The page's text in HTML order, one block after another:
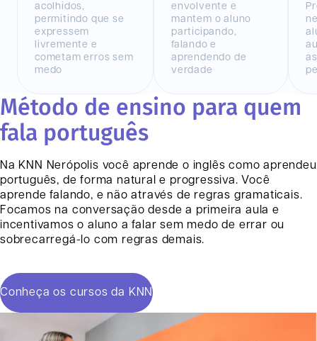
acolhidos,
permitindo que se
expressem
livremente e
cometam erros sem
medo
envolvente e
mantem o aluno
participando,
falando e
aprendendo de
verdade
Método de ensino para quem
fala português
Na KNN Nerópolis você aprende o inglês como aprendeu
português, de forma natural e progressiva. Você
aprende falando, e não através de regras gramaticais.
Focamos na conversação desde a primeira aula e
incentivamos o aluno a falar sem medo de errar ou
sobrecarregá-lo com regras demais.
Conheça os cursos da KNN